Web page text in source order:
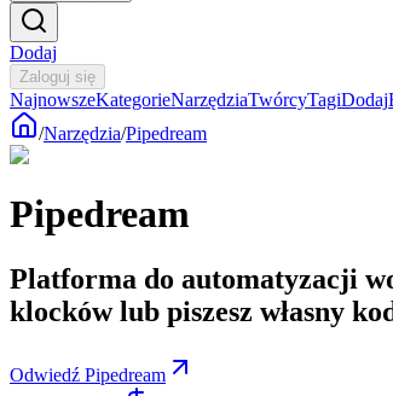
Dodaj
Zaloguj się
NajnowszeKategorieNarzędziaTwórcyTagiDodaj
/Narzędzia/Pipedream
Pipedream
Platforma do automatyzacji
klocków lub piszesz własny
Odwiedź Pipedream